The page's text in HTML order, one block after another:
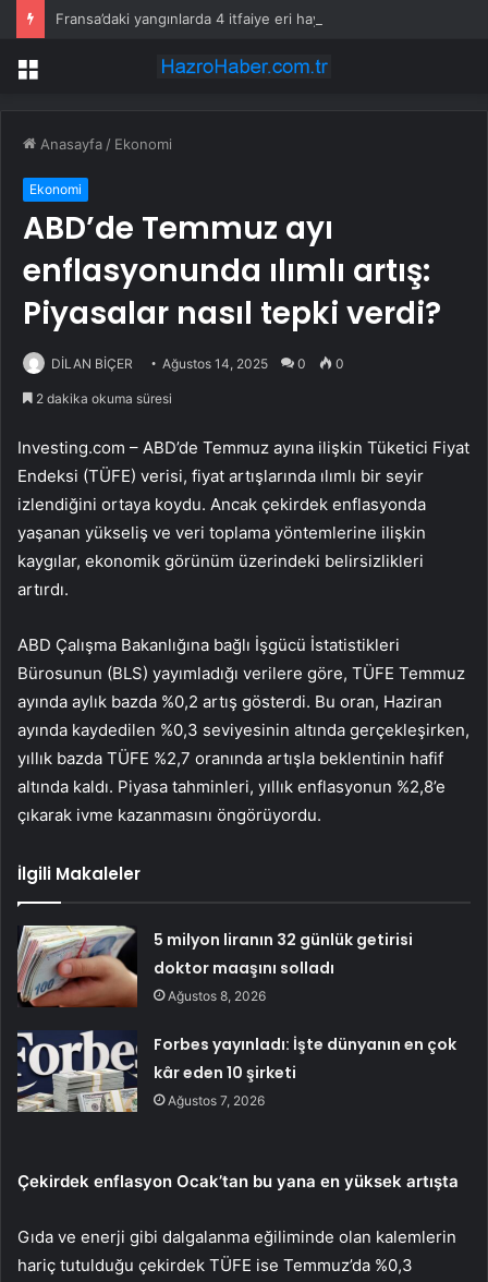
Fransa’daki yangınlarda 4 itfaiye eri hayatını kaybetti
Menü
Anasayfa / Ekonomi
Ekonomi
ABD’de Temmuz ayı
enflasyonunda ılımlı artış:
Piyasalar nasıl tepki verdi?
DİLAN BİÇER Ağustos 14, 2025 0 0
2 dakika okuma süresi
Investing.com – ABD’de Temmuz ayına ilişkin Tüketici Fiyat
Endeksi (TÜFE) verisi, fiyat artışlarında ılımlı bir seyir
izlendiğini ortaya koydu. Ancak çekirdek enflasyonda
yaşanan yükseliş ve veri toplama yöntemlerine ilişkin
kaygılar, ekonomik görünüm üzerindeki belirsizlikleri
artırdı.
ABD Çalışma Bakanlığına bağlı İşgücü İstatistikleri
Bürosunun (BLS) yayımladığı verilere göre, TÜFE Temmuz
ayında aylık bazda %0,2 artış gösterdi. Bu oran, Haziran
ayında kaydedilen %0,3 seviyesinin altında gerçekleşirken,
yıllık bazda TÜFE %2,7 oranında artışla beklentinin hafif
altında kaldı. Piyasa tahminleri, yıllık enflasyonun %2,8’e
çıkarak ivme kazanmasını öngörüyordu.
İlgili Makaleler
5 milyon liranın 32 günlük getirisi
doktor maaşını solladı
Ağustos 8, 2026
Forbes yayınladı: İşte dünyanın en çok
kâr eden 10 şirketi
Ağustos 7, 2026
Çekirdek enflasyon Ocak’tan bu yana en yüksek artışta
Gıda ve enerji gibi dalgalanma eğiliminde olan kalemlerin
hariç tutulduğu çekirdek TÜFE ise Temmuz’da %0,3